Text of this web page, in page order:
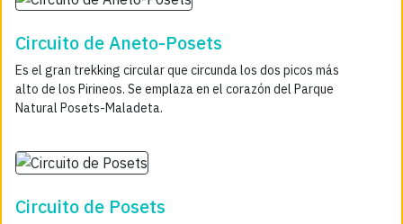
Circuito de Aneto-Posets
Es el gran trekking circular que circunda los dos picos más
alto de los Pirineos. Se emplaza en el corazón del Parque
Natural Posets-Maladeta.
Circuito de Posets